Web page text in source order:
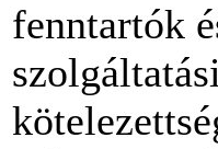
fenntartók